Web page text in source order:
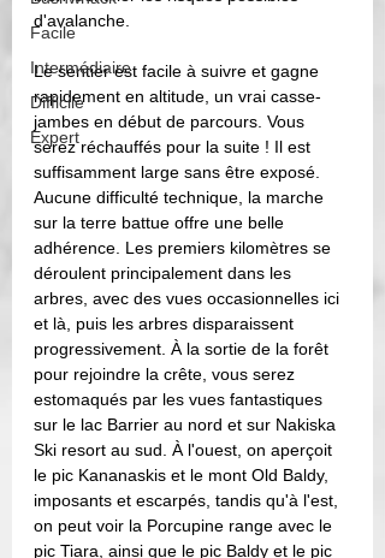
Facile
Intermédiaire
Difficile
Expert
d'avalanche.
Le sentier est facile à suivre et gagne
rapidement en altitude, un vrai casse-
jambes en début de parcours. Vous
serez réchauffés pour la suite ! Il est
suffisamment large sans être exposé.
Aucune difficulté technique, la marche
sur la terre battue offre une belle
adhérence. Les premiers kilomètres se
déroulent principalement dans les
arbres, avec des vues occasionnelles ici
et là, puis les arbres disparaissent
progressivement. À la sortie de la forêt
pour rejoindre la crête, vous serez
estomaqués par les vues fantastiques
sur le lac Barrier au nord et sur Nakiska
Ski resort au sud. À l'ouest, on aperçoit
le pic Kananaskis et le mont Old Baldy,
imposants et escarpés, tandis qu'à l'est,
on peut voir la Porcupine range avec le
pic Tiara, ainsi que le pic Baldy et le pic